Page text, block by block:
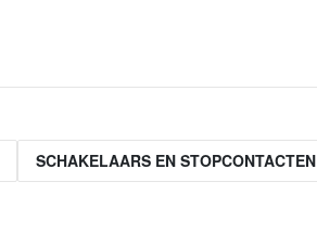
SCHAKELAARS EN STOPCONTACTEN